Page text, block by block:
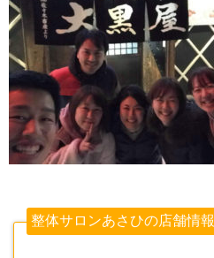
整体サロンあさひの店舗情報